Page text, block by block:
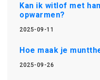
Kan ik witlof met
opwarmen?
2025-09-11
Hoe maak je
2025-09-26